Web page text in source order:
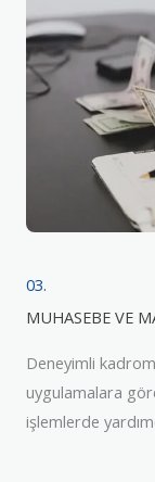
03.
MUHASEBE VE
Deneyimli
uygulamalara
işlemlerde